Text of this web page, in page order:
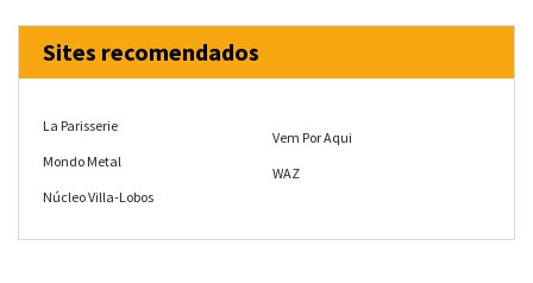
Sites recomendados
La Parisserie
Mondo Metal
Núcleo Villa-Lobos
Vem Por Aqui
WAZ